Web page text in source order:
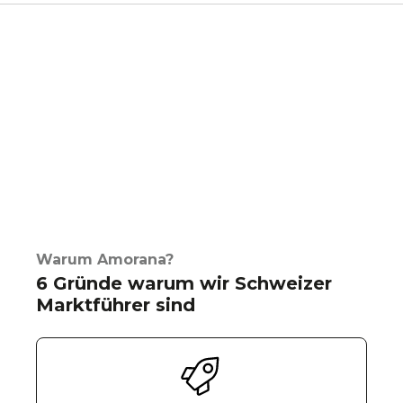
Warum Amorana?
6 Gründe warum wir Schweizer
Marktführer sind